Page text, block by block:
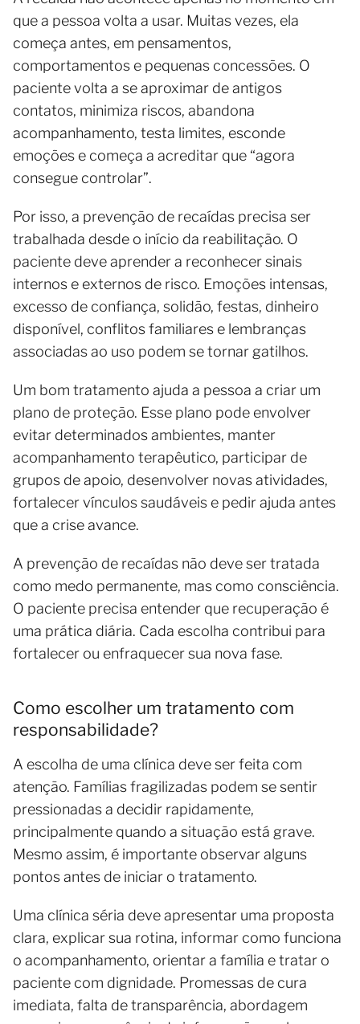
que a pessoa volta a usar. Muitas vezes, ela
começa antes, em pensamentos,
comportamentos e pequenas concessões. O
paciente volta a se aproximar de antigos
contatos, minimiza riscos, abandona
acompanhamento, testa limites, esconde
emoções e começa a acreditar que “agora
consegue controlar”.
Por isso, a prevenção de recaídas precisa ser
trabalhada desde o início da reabilitação. O
paciente deve aprender a reconhecer sinais
internos e externos de risco. Emoções intensas,
excesso de confiança, solidão, festas, dinheiro
disponível, conflitos familiares e lembranças
associadas ao uso podem se tornar gatilhos.
Um bom tratamento ajuda a pessoa a criar um
plano de proteção. Esse plano pode envolver
evitar determinados ambientes, manter
acompanhamento terapêutico, participar de
grupos de apoio, desenvolver novas atividades,
fortalecer vínculos saudáveis e pedir ajuda antes
que a crise avance.
A prevenção de recaídas não deve ser tratada
como medo permanente, mas como consciência.
O paciente precisa entender que recuperação é
uma prática diária. Cada escolha contribui para
fortalecer ou enfraquecer sua nova fase.
Como escolher um tratamento com
responsabilidade?
A escolha de uma clínica deve ser feita com
atenção. Famílias fragilizadas podem se sentir
pressionadas a decidir rapidamente,
principalmente quando a situação está grave.
Mesmo assim, é importante observar alguns
pontos antes de iniciar o tratamento.
Uma clínica séria deve apresentar uma proposta
clara, explicar sua rotina, informar como funciona
o acompanhamento, orientar a família e tratar o
paciente com dignidade. Promessas de cura
imediata, falta de transparência, abordagem